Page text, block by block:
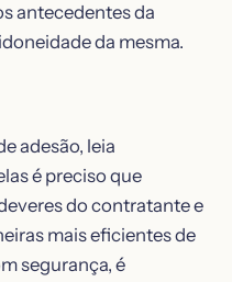
antecedentes da
da mesma.
adesão, leia
é preciso que
do contratante e
mais eficientes de
segurança, é